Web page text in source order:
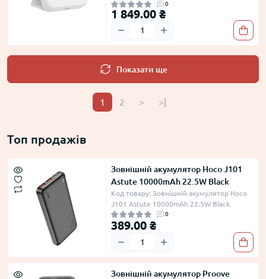
0
1 849.00 ₴
Показати ще
1 2 > >|
Топ продажів
Зовнішній акумулятор Hoco J101
Astute 10000mAh 22.5W Black
Код товару: Зовнішній акумулятор Hoco
J101 Astute 10000mAh 22.5W Black
0
389.00 ₴
Зовнішній акумулятор Proove